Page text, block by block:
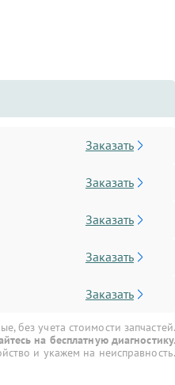
Заказать
Заказать
Заказать
Заказать
Заказать
без учета стоимости запчастей.
на бесплатную диагностику.
и укажем на неисправность.